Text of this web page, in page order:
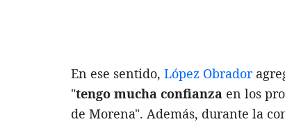
En ese sentido, López Obrador
"tengo mucha confianza en los
de Morena". Además, durante la